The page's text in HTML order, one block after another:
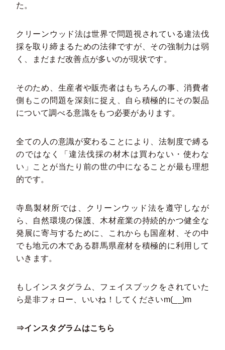
た。
クリーンウッド法は世界で問題視されている違法伐
採を取り締まるための法律ですが、その強制力は弱
く、まだまだ改善点が多いのが現状です。
そのため、生産者や販売者はもちろんの事、消費者
側もこの問題を深刻に捉え、自ら積極的にその製品
について調べる意識をもつ必要があります。
全ての人の意識が変わることにより、法制度で縛る
のではなく「違法伐採の材木は買わない・使わな
い」ことが当たり前の世の中になることが最も理想
的です。
寺島製材所では、クリーンウッド法を遵守しなが
ら、自然環境の保護、木材産業の持続的かつ健全な
発展に寄与するために、これからも国産材、その中
でも地元の木である群馬県産材を積極的に利用して
いきます。
もしインスタグラム、フェイスブックをされていた
ら是非フォロー、いいね！してくださいm(__)m
⇒インスタグラムはこちら